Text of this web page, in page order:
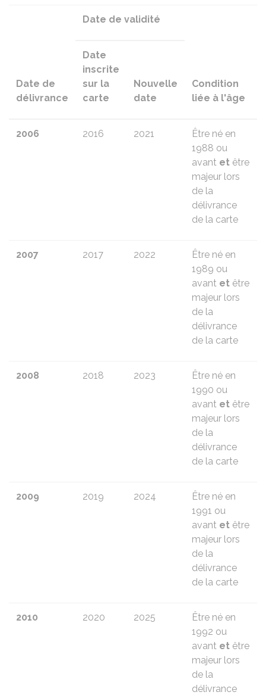
Date de
délivrance
Date de validité
Condition
liée à l'âge
Date
inscrite
sur la
carte
Nouvelle
date
2006 2016 2021
Être né en
1988 ou
avant et être
majeur lors
de la
délivrance
de la carte
2007 2017 2022
Être né en
1989 ou
avant et être
majeur lors
de la
délivrance
de la carte
2008 2018 2023
Être né en
1990 ou
avant et être
majeur lors
de la
délivrance
de la carte
2009 2019 2024
Être né en
1991 ou
avant et être
majeur lors
de la
délivrance
de la carte
2010 2020 2025
Être né en
1992 ou
avant et être
majeur lors
de la
délivrance